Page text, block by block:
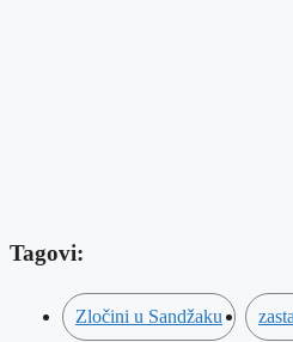
Tagovi:
Zločini u Sandžaku